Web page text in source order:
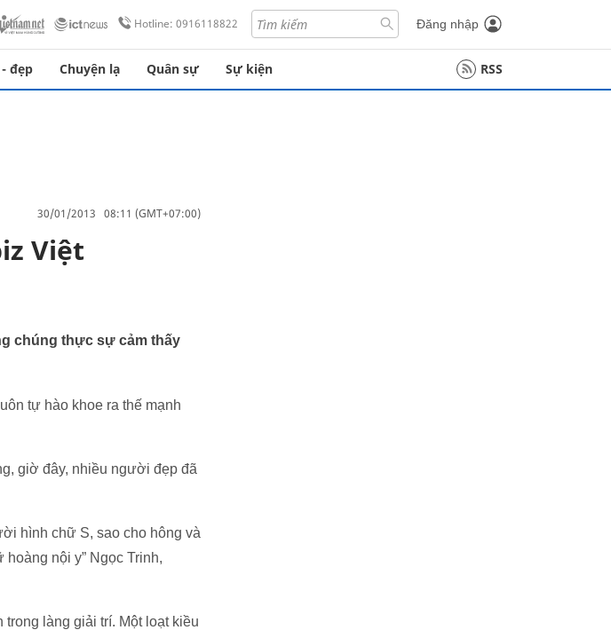
Hotline: 0916118822 Đăng nhập
đẹp Chuyện lạ Quân sự Sự kiện RSS
30/01/2013 08:11 (GMT+07:00)
Việt
chúng thực sự cảm thấy
tự hào khoe ra thế mạnh
giờ đây, nhiều người đẹp đã
hình chữ S, sao cho hông và
nội y” Ngọc Trinh,
làng giải trí. Một loạt kiều